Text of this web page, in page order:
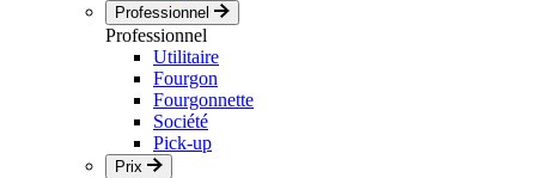
Professionnel
Professionnel
Utilitaire
Fourgon
Fourgonnette
Société
Pick-up
Prix